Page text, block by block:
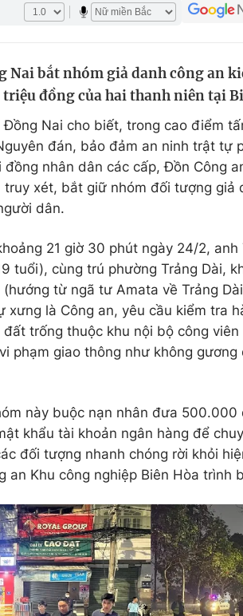
cuộc sống
Tuyển sinh
Nai bắt nhóm giả danh công an
đồng của hai thanh niên tại
Nai cho biết, trong cao điểm
đán, bảo đảm an ninh trật tự
nhân dân các cấp, Đồn Công
xét, bắt giữ nhóm đối tượng giả
dân.
21 giờ 30 phút ngày 24/2,
tuổi), cùng trú phường Trảng Dài,
từ ngã tư Amata về Trảng
xưng là Công an, yêu cầu kiểm tra
trống thuộc khu nội bộ công
phạm giao thông như không gương
này buộc nạn nhân đưa
khẩu tài khoản ngân hàng để
đối tượng nhanh chóng rời khỏi
an Khu công nghiệp Biên Hòa trình